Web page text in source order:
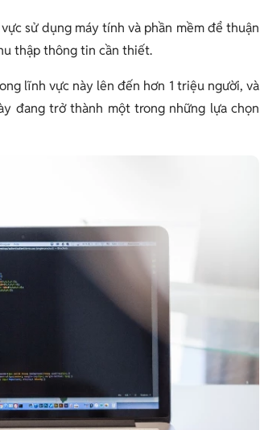
sử dụng máy tính và phần mềm để thuận
thập thông tin cần thiết.
lĩnh vực này lên đến hơn 1 triệu người, và
đang trở thành một trong những lựa chọn